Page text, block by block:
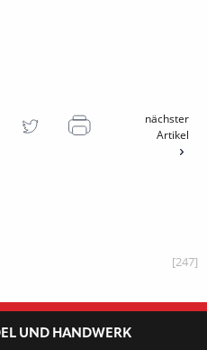
nächster
Artikel
[247]
UND HANDWERK